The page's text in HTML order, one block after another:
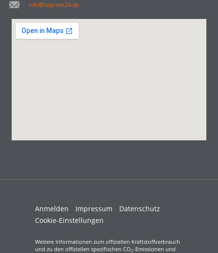
info@toprate24.de
Anmelden Impressum
Datenschutz
Cookie-Einstellungen
Weitere Informationen zum offiziellen Kraftstoffverbrauch
und zu den offiziellen spezifischen CO2-Emissionen und